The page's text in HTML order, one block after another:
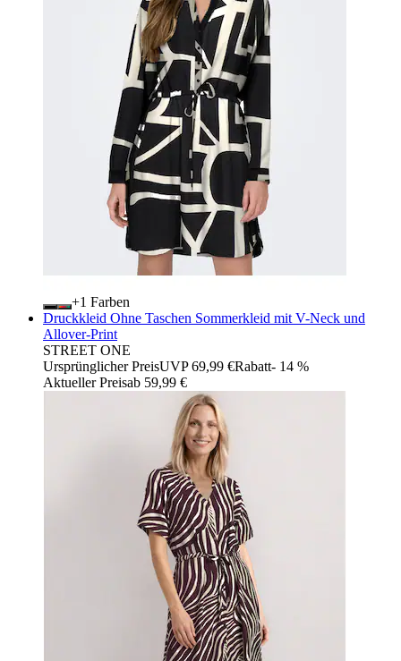
+
Farben
Druckkleid Ohne Taschen Sommerkleid mit V-Neck und
Allover-Print
STREET ONE
Ursprünglicher PreisUVP 69,99 €Rabatt- 14 %
Aktueller Preisab 59,99 €